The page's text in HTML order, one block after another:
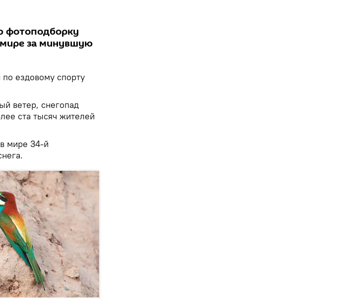
фотоподборку
за минувшую
ездовому спорту
ветер, снегопад
ста тысяч жителей
мире 34-й